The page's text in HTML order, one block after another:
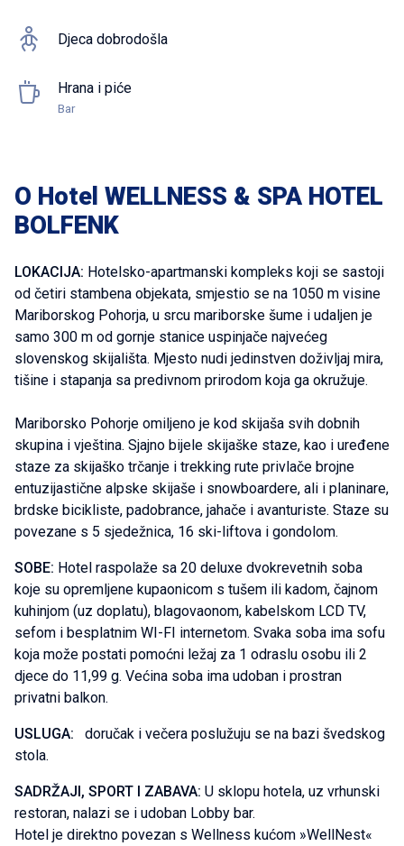
Djeca dobrodošla
Hrana i piće
Bar
O Hotel WELLNESS & SPA HOTEL
BOLFENK
LOKACIJA: Hotelsko-apartmanski kompleks koji se sastoji
od četiri stambena objekata, smjestio se na 1050 m visine
Mariborskog Pohorja, u srcu mariborske šume i udaljen je
samo 300 m od gornje stanice uspinjače najvećeg
slovenskog skijališta. Mjesto nudi jedinstven doživljaj mira,
tišine i stapanja sa predivnom prirodom koja ga okružuje.
Mariborsko Pohorje omiljeno je kod skijaša svih dobnih
skupina i vještina. Sjajno bijele skijaške staze, kao i uređene
staze za skijaško trčanje i trekking rute privlače brojne
entuzijastične alpske skijaše i snowboardere, ali i planinare,
brdske bicikliste, padobrance, jahače i avanturiste. Staze su
povezane s 5 sjedežnica, 16 ski-liftova i gondolom.
SOBE: Hotel raspolaže sa 20 deluxe dvokrevetnih soba
koje su opremljene kupaonicom s tušem ili kadom, čajnom
kuhinjom (uz doplatu), blagovaonom, kabelskom LCD TV,
sefom i besplatnim WI-FI internetom. Svaka soba ima sofu
koja može postati pomoćni ležaj za 1 odraslu osobu ili 2
djece do 11,99 g. Većina soba ima udoban i prostran
privatni balkon.
USLUGA:
doručak i večera poslužuju se na bazi švedskog
stola.
SADRŽAJI, SPORT I ZABAVA: U sklopu hotela, uz vrhunski
restoran, nalazi se i udoban Lobby bar.
Hotel je direktno povezan s Wellness kućom »WellNest«